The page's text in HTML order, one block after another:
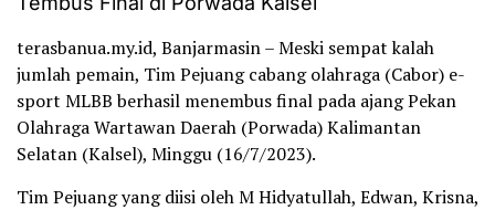
terasbanua.my.id, Banjarmasin – Meski sempat kalah
jumlah pemain, Tim Pejuang cabang olahraga (Cabor) e-
sport MLBB berhasil menembus final pada ajang Pekan
Olahraga Wartawan Daerah (Porwada) Kalimantan
Selatan (Kalsel), Minggu (16/7/2023).
Tim Pejuang yang diisi oleh M Hidyatullah, Edwan, Krisna,